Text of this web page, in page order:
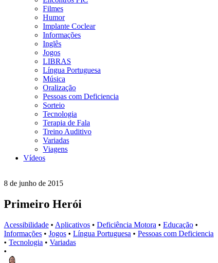
Filmes
Humor
Implante Coclear
Informações
Inglês
Jogos
LIBRAS
Língua Portuguesa
Música
Oralização
Pessoas com Deficiencia
Sorteio
Tecnologia
Terapia de Fala
Treino Auditivo
Variadas
Viagens
Vídeos
8 de junho de 2015
Primeiro Herói
Acessibilidade • Aplicativos • Deficiência Motora • Educação •
Informações • Jogos • Língua Portuguesa • Pessoas com Deficiencia
• Tecnologia • Variadas
•